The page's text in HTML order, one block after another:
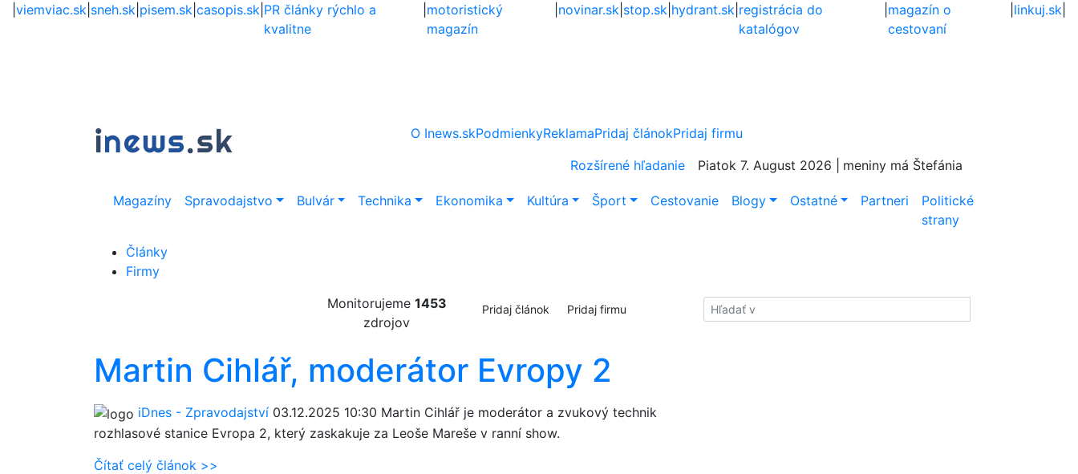
viemviac.sk sneh.sk pisem.sk casopis.sk PR články rýchlo a
kvalitne
motoristický
magazín
novinar.sk stop.sk hydrant.sk registrácia do
katalógov
magazín o
cestovaní
linkuj.sk|
O Inews.skPodmienkyReklamaPridaj článokPridaj firmu
Rozšírené hľadanie
Piatok 7. August 2026 | meniny má Štefánia
Magazíny Spravodajstvo Bulvár Technika Ekonomika Kultúra Šport Cestovanie Blogy Ostatné Partneri
Politické
strany
Články
Firmy
Monitorujeme 1453
zdrojov
Pridaj článok Pridaj firmu Hladať
Martin Cihlář, moderátor Evropy 2
iDnes - Zpravodajství 03.12.2025 10:30 Martin Cihlář je moderátor a zvukový technik
rozhlasové stanice Evropa 2, který zaskakuje za Leoše Mareše v ranní show.
Čítať celý článok >>